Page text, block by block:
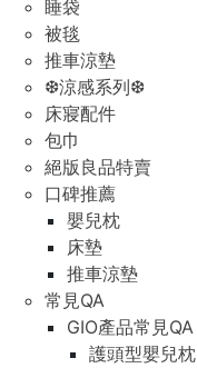
睡袋
被毯
推車涼墊
❆涼感系列❆
床寢配件
包巾
絕版良品特賣
口碑推薦
嬰兒枕
床墊
推車涼墊
常見QA
GIO產品常見QA
護頭型嬰兒枕